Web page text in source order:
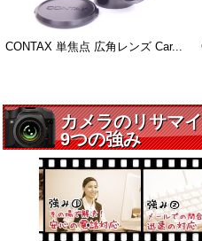
CONTAX 単焦点 広角レンズ Car...